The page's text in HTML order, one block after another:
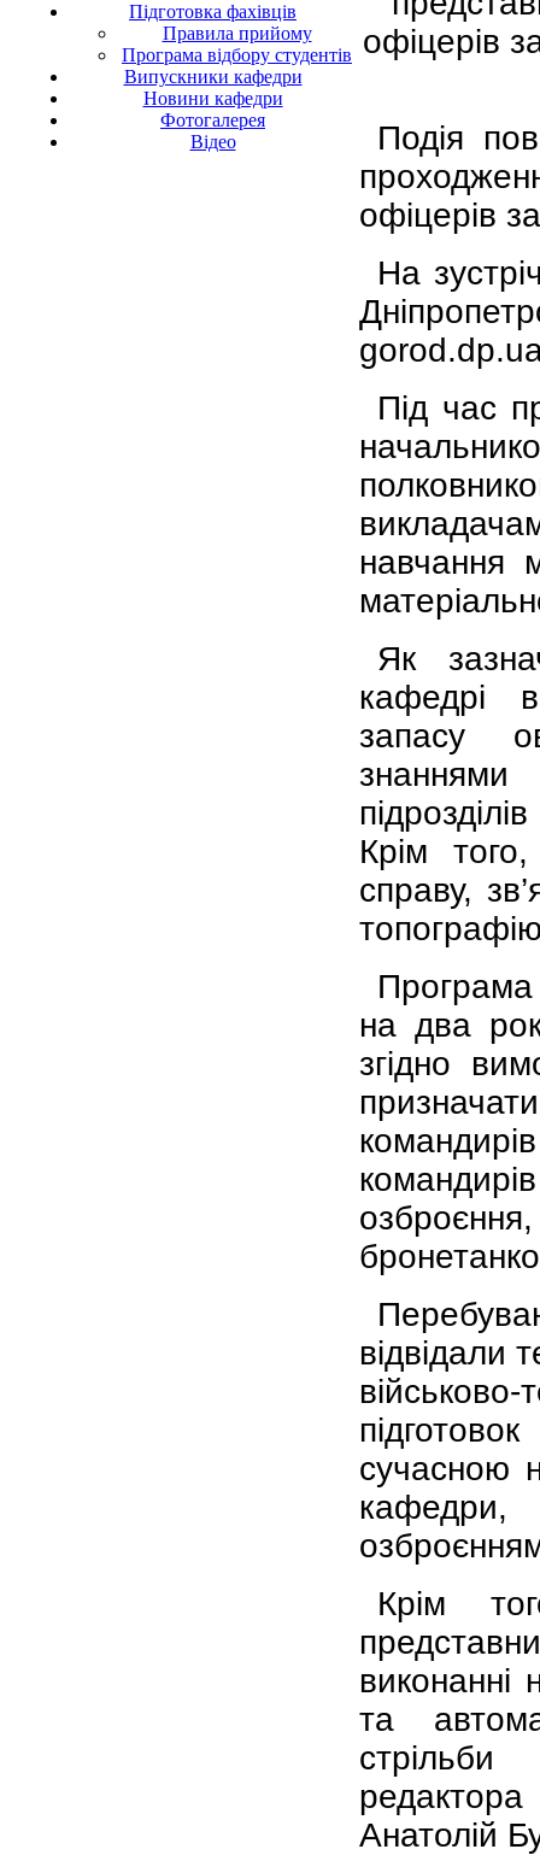
Підготовка фахівців
Правила прийому
Програма відбору студентів
Випускники кафедри
Новини кафедри
Фотогалерея
Відео
офіцерів
Подія
офіцерів
На
gorod.dp.
Під час
навчання
Як
кафедрі
запасу
знаннями
Крім
справу,
Програма
на два
згідно
відвідали
сучасною
кафедри,
Крім
виконанні
та
стрільби
редактора
Анатолій